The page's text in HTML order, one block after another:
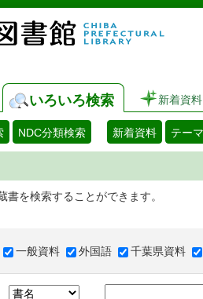
いろいろ検索 新着資料
NDC分類検索 新着資料 テー
書を検索することができます。
一般資料 外国語 千葉県資料